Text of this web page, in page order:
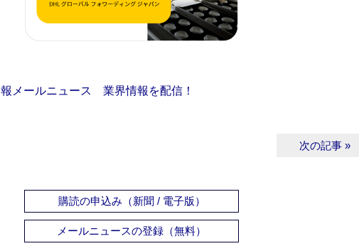
メールニュース 業界情報を配信！
次の記事 »
購読の申込み（新聞 / 電子版）
メールニュースの登録（無料）